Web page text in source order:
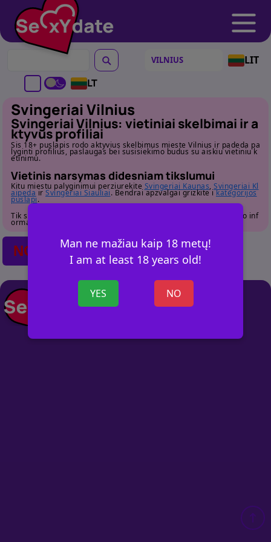
LIT
LT
Man ne mažiau kaip 18 metų!
I am at least 18 years old!
YES NO
Svingeriai Vilnius
Svingeriai Vilnius: vietiniai skelbimai ir a
ktyvus profiliai
Sis 18+ puslapis rodo aktyvius skelbimus mieste Vilnius ir padeda pa
lyginti profilius, paslaugas bei susisiekimo budus su aiskiu vietiniu k
etinimu.
Vietinis narsymas didesniam tikslumui
Kitu miestu palyginimui perziurekite Svingeriai Kaunas, Svingeriai Kl
aipeda ir Svingeriai Siauliai. Bendrai apzvalgai grizkite ikategorijos
puslapi.
Tik suaugusiems. Pries susisiekdami atidziai perziurekite profilio inf
ormacija.
NO POSTS FOUND
+ SKELBIMĄ